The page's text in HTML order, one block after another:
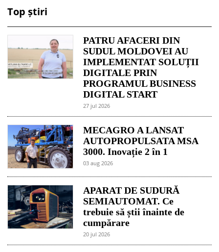
Top știri
PATRU AFACERI DIN
SUDUL MOLDOVEI AU
IMPLEMENTAT SOLUȚII
DIGITALE PRIN
PROGRAMUL BUSINESS
DIGITAL START
27 jul 2026
MECAGRO A LANSAT
AUTOPROPULSATA MSA
3000. Inovație 2 în 1
03 aug 2026
APARAT DE SUDURĂ
SEMIAUTOMAT. Ce
trebuie să știi înainte de
cumpărare
20 jul 2026